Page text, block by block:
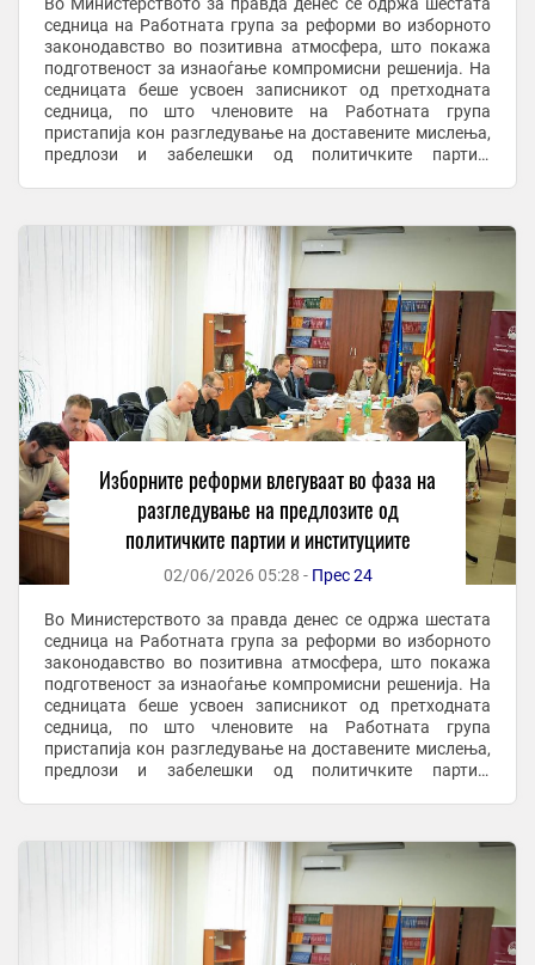
седница на Работната група за реформи во изборното
законодавство во позитивна атмосфера, што покажа
подготвеност за изнаоѓање компромисни решенија. На
седницата беше усвоен записникот од претходната
седница, по што членовите на Работната група
пристапија кон разгледување на доставените мислења,
предлози и забелешки од политичките партии,
Изборните реформи влегуваат во фаза на
разгледување на предлозите од
политичките партии и институциите
02/06/2026 05:28 - Прес 24
Во Министерството за правда денес се одржа шестата
седница на Работната група за реформи во изборното
законодавство во позитивна атмосфера, што покажа
подготвеност за изнаоѓање компромисни решенија. На
седницата беше усвоен записникот од претходната
седница, по што членовите на Работната група
пристапија кон разгледување на доставените мислења,
предлози и забелешки од политичките партии,